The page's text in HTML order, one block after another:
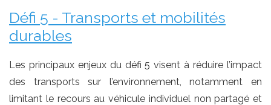
Défi 5 - Transports et mobilités
durables
Les principaux enjeux du défi 5 visent à réduire l’impact
des transports sur l’environnement, notamment en
limitant le recours au véhicule individuel non partagé et